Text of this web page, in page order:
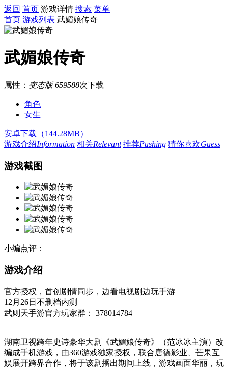
返回 首页 游戏详情 搜索 菜单
首页 游戏列表 武媚娘传奇
武媚娘传奇
属性： 变态版 659588次下载
角色
女生
安卓下载（144.28MB）
游戏介绍Information 相关Relevant 推荐Pushing 猜你喜欢Guess
游戏截图
小编点评：
游戏介绍
官方授权，首创剧情同步，边看电视剧边玩手游
12月26日不删档内测
武则天手游官方玩家群： 378014784
湖南卫视跨年史诗豪华大剧《武媚娘传奇》（范冰冰主演）改
编成手机游戏，由360游戏独家授权，联合唐德影业、芒果互
娱展开跨界合作，将于该剧播出期间上线，游戏画面华丽，玩